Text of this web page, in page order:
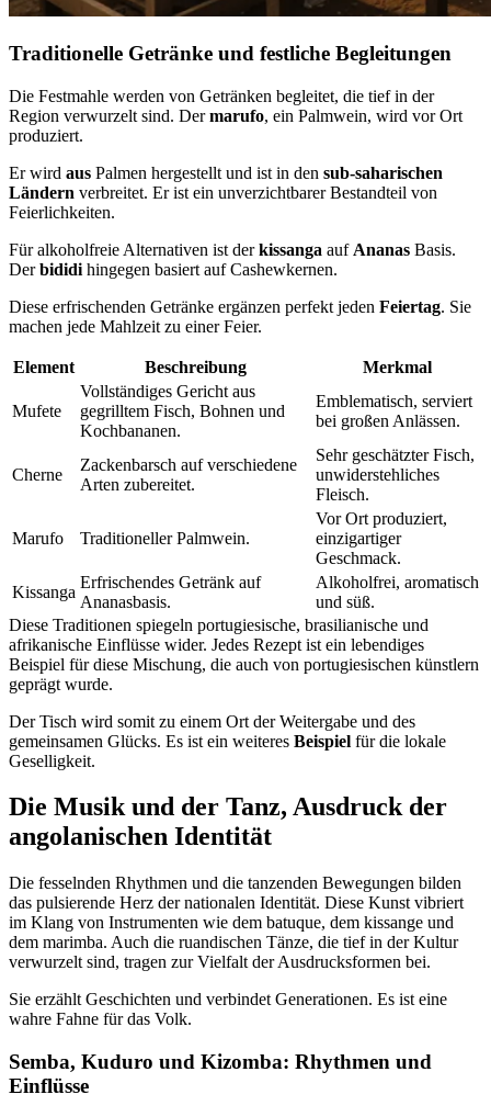
Traditionelle Getränke und festliche Begleitungen
Die Festmahle werden von Getränken begleitet, die tief in der
Region verwurzelt sind. Dermarufo, ein Palmwein, wird vor Ort
produziert.
Er wird aus Palmen hergestellt und ist in den sub-saharischen
Ländern verbreitet. Er ist ein unverzichtbarer Bestandteil von
Feierlichkeiten.
Für alkoholfreie Alternativen ist derkissanga auf Ananas Basis.
Derbididi hingegen basiert auf Cashewkernen.
Diese erfrischenden Getränke ergänzen perfekt jeden Feiertag. Sie
machen jede Mahlzeit zu einer Feier.
Element Beschreibung Merkmal
Mufete
Vollständiges Gericht aus
gegrilltem Fisch, Bohnen und
Kochbananen.
Emblematisch, serviert
bei großen Anlässen.
Cherne
Zackenbarsch auf verschiedene
Arten zubereitet.
Sehr geschätzter Fisch,
unwiderstehliches
Fleisch.
Marufo Traditioneller Palmwein.
Vor Ort produziert,
einzigartiger
Geschmack.
Kissanga
Erfrischendes Getränk auf
Ananasbasis.
Alkoholfrei, aromatisch
und süß.
Diese Traditionen spiegeln portugiesische, brasilianische und
afrikanische Einflüsse wider. Jedes Rezept ist ein lebendiges
Beispiel für diese Mischung, die auch von portugiesischen künstlern
geprägt wurde.
Der Tisch wird somit zu einem Ort der Weitergabe und des
gemeinsamen Glücks. Es ist ein weiteres Beispiel für die lokale
Geselligkeit.
Die Musik und der Tanz, Ausdruck der
angolanischen Identität
Die fesselnden Rhythmen und die tanzenden Bewegungen bilden
das pulsierende Herz der nationalen Identität. Diese Kunst vibriert
im Klang von Instrumenten wie dem batuque, dem kissange und
dem marimba. Auch die ruandischen Tänze, die tief in der Kultur
verwurzelt sind, tragen zur Vielfalt der Ausdrucksformen bei.
Sie erzählt Geschichten und verbindet Generationen. Es ist eine
wahre Fahne für das Volk.
Semba, Kuduro und Kizomba: Rhythmen und
Einflüsse